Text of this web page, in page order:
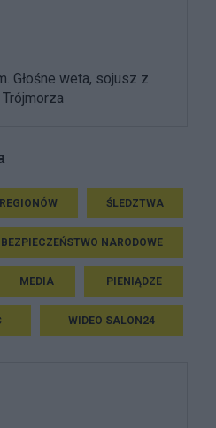
Głośne weta, sojusz z
ŚLEDZTWA
BEZPIECZEŃSTWO NARODOWE
MEDIA PIENIĄDZE
WIDEO SALON24